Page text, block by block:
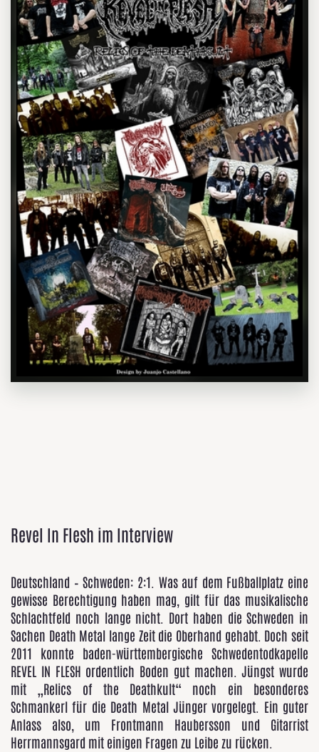
Revel In Flesh im Interview
Deutschland – Schweden: 2:1. Was auf dem Fußballplatz eine
gewisse Berechtigung haben mag, gilt für das musikalische
Schlachtfeld noch lange nicht. Dort haben die Schweden in
Sachen Death Metal lange Zeit die Oberhand gehabt. Doch seit
2011 konnte baden-württembergische Schwedentodkapelle
REVEL IN FLESH ordentlich Boden gut machen. Jüngst wurde
mit „Relics of the Deathkult“ noch ein besonderes
Schmankerl für die Death Metal Jünger vorgelegt. Ein guter
Anlass also, um Frontmann Haubersson und Gitarrist
Herrmannsgard mit einigen Fragen zu Leibe zu rücken.